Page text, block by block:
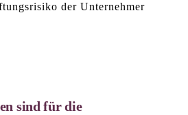
der Unternehmer
sind für die